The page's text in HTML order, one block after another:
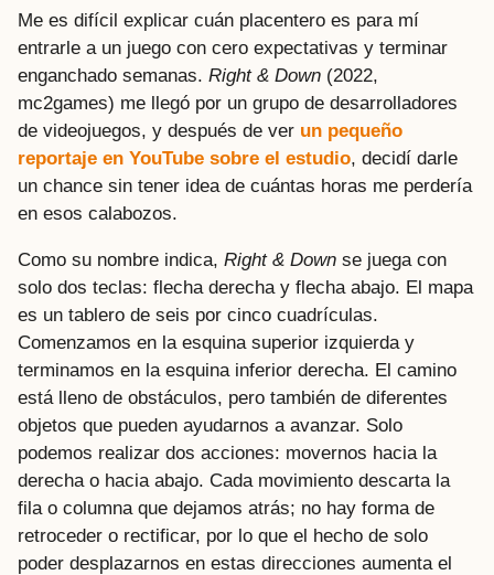
Me es difícil explicar cuán placentero es para mí
entrarle a un juego con cero expectativas y terminar
enganchado semanas. Right & Down (2022,
mc2games) me llegó por un grupo de desarrolladores
de videojuegos, y después de ver un pequeño
reportaje en YouTube sobre el estudio, decidí darle
un chance sin tener idea de cuántas horas me perdería
en esos calabozos.
Como su nombre indica, Right & Down se juega con
solo dos teclas: flecha derecha y flecha abajo. El mapa
es un tablero de seis por cinco cuadrículas.
Comenzamos en la esquina superior izquierda y
terminamos en la esquina inferior derecha. El camino
está lleno de obstáculos, pero también de diferentes
objetos que pueden ayudarnos a avanzar. Solo
podemos realizar dos acciones: movernos hacia la
derecha o hacia abajo. Cada movimiento descarta la
fila o columna que dejamos atrás; no hay forma de
retroceder o rectificar, por lo que el hecho de solo
poder desplazarnos en estas direcciones aumenta el